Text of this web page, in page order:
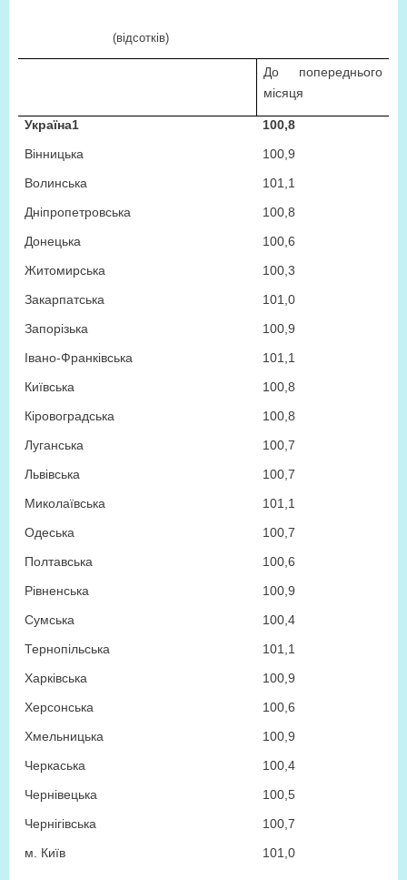
(відсотків)
До попереднього
місяця
Україна1
100,8
Вінницька
100,9
Волинська
101,1
Дніпропетровська
100,8
Донецька
100,6
Житомирська
100,3
Закарпатська
101,0
Запорізька
100,9
Івано-Франківська
101,1
Київська
100,8
Кіровоградська
100,8
Луганська
100,7
Львівська
100,7
Миколаївська
101,1
Одеська
100,7
Полтавська
100,6
Рівненська
100,9
Сумська
100,4
Тернопільська
101,1
Харківська
100,9
Херсонська
100,6
Хмельницька
100,9
Черкаська
100,4
Чернівецька
100,5
Чернігівська
100,7
м. Київ
101,0